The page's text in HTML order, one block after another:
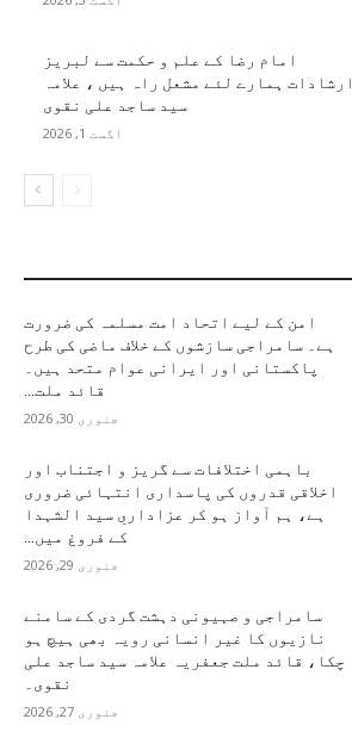
امام رضا کے علم و حکمت سے لبریز
ارشادات ہمارے لئے مشعل راہ ہیں ، علامہ
سید ساجد علی نقوی
اگست 1, 2026
امن کے لیے اتحاد امت مسلمہ کی ضرورت
ہے۔ سامراجی سازشوں کے خلاف ماضی کی طرح
پاکستانی اور ایرانی عوام متحد ہیں۔
قائد ملت...
جنوری 30, 2026
باہمی اختلافات سے گریز و اجتناب اور
اخلاقی قدروں کی پاسداری انتہائی ضروری
ہے، ہم آواز ہو کر عزاداریِ سید الشہدا
کے فروغ میں...
جنوری 29, 2026
سامراجی و صہیونی دہشت گردی کے سامنے
نازیوں کا غیر انسانی رویہ بھی ہیچ ہو
چکا، قائد ملت جعفریہ علامہ سید ساجد علی
نقوی۔
جنوری 27, 2026